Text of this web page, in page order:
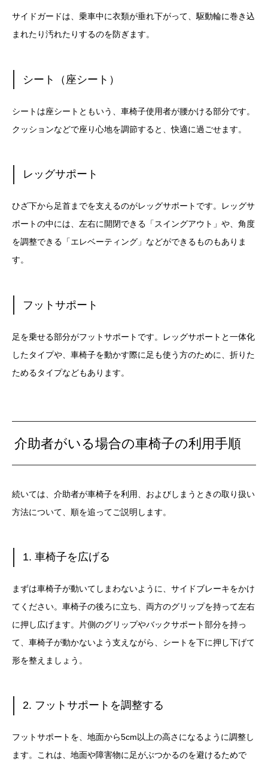
サイドガードは、乗車中に衣類が垂れ下がって、駆動輪に巻き込
まれたり汚れたりするのを防ぎます。
シート（座シート）
シートは座シートともいう、車椅子使用者が腰かける部分です。
クッションなどで座り心地を調節すると、快適に過ごせます。
レッグサポート
ひざ下から足首までを支えるのがレッグサポートです。レッグサ
ポートの中には、左右に開閉できる「スイングアウト」や、角度
を調整できる「エレベーティング」などができるものもありま
す。
フットサポート
足を乗せる部分がフットサポートです。レッグサポートと一体化
したタイプや、車椅子を動かす際に足も使う方のために、折りた
ためるタイプなどもあります。
介助者がいる場合の車椅子の利用手順
続いては、介助者が車椅子を利用、およびしまうときの取り扱い
方法について、順を追ってご説明します。
1. 車椅子を広げる
まずは車椅子が動いてしまわないように、サイドブレーキをかけ
てください。車椅子の後ろに立ち、両方のグリップを持って左右
に押し広げます。片側のグリップやバックサポート部分を持っ
て、車椅子が動かないよう支えながら、シートを下に押し下げて
形を整えましょう。
2. フットサポートを調整する
フットサポートを、地面から5cm以上の高さになるように調整し
ます。これは、地面や障害物に足がぶつかるのを避けるためで